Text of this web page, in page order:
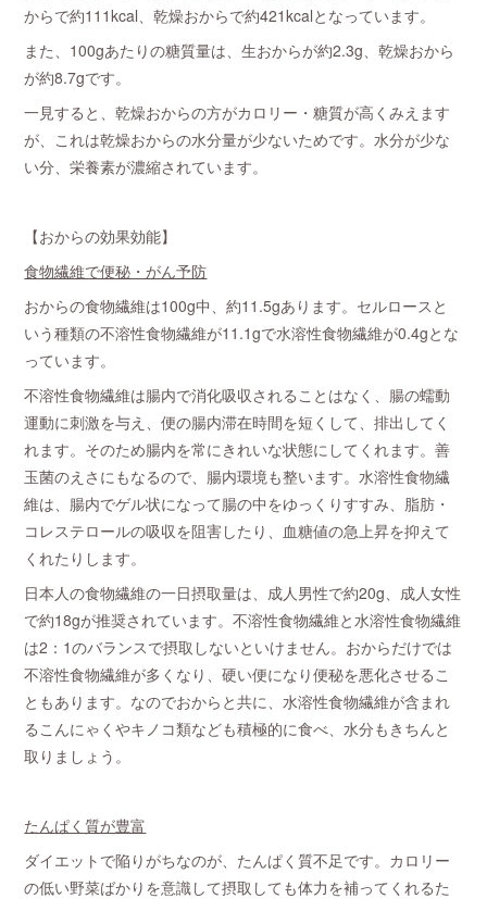
からで約111kcal、乾燥おからで約421kcalとなっています。
また、100gあたりの糖質量は、生おからが約2.3g、乾燥おから
が約8.7gです。
一見すると、乾燥おからの方がカロリー・糖質が高くみえます
が、これは乾燥おからの水分量が少ないためです。水分が少な
い分、栄養素が濃縮されています。
【おからの効果効能】
食物繊維で便秘・がん予防
おからの食物繊維は100g中、約11.5gあります。セルロースと
いう種類の不溶性食物繊維が11.1gで水溶性食物繊維が0.4gとな
っています。
不溶性食物繊維は腸内で消化吸収されることはなく、腸の蠕動
運動に刺激を与え、便の腸内滞在時間を短くして、排出してく
れます。そのため腸内を常にきれいな状態にしてくれます。善
玉菌のえさにもなるので、腸内環境も整います。水溶性食物繊
維は、腸内でゲル状になって腸の中をゆっくりすすみ、脂肪・
コレステロールの吸収を阻害したり、血糖値の急上昇を抑えて
くれたりします。
日本人の食物繊維の一日摂取量は、成人男性で約20g、成人女性
で約18gが推奨されています。不溶性食物繊維と水溶性食物繊維
は2：1のバランスで摂取しないといけません。おからだけでは
不溶性食物繊維が多くなり、硬い便になり便秘を悪化させるこ
ともあります。なのでおからと共に、水溶性食物繊維が含まれ
るこんにゃくやキノコ類なども積極的に食べ、水分もきちんと
取りましょう。
たんぱく質が豊富
ダイエットで陥りがちなのが、たんぱく質不足です。カロリー
の低い野菜ばかりを意識して摂取しても体力を補ってくれるた